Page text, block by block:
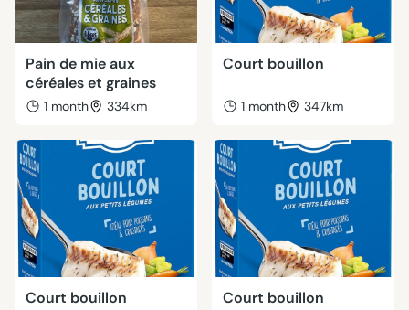
Pain de mie aux
céréales et graines
1 month 334km
Court bouillon
1 month 347km
Court bouillon Court bouillon